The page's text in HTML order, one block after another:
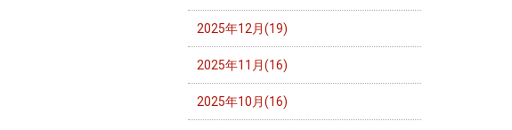
2025年12月(19)
2025年11月(16)
2025年10月(16)